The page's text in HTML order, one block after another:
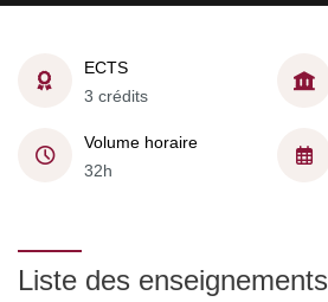
ECTS
3 crédits
Volume horaire
32h
Liste des enseignements